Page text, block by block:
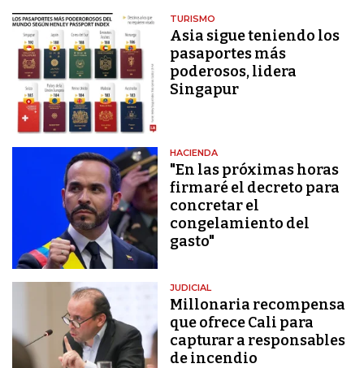
TURISMO
Asia sigue teniendo los
pasaportes más
poderosos, lidera
Singapur
HACIENDA
"En las próximas horas
firmaré el decreto para
concretar el
congelamiento del
gasto"
JUDICIAL
Millonaria recompensa
que ofrece Cali para
capturar a responsables
de incendio